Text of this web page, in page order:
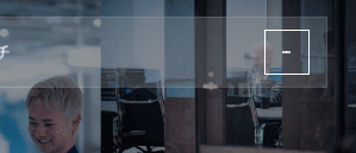
株式会社エヌイチ